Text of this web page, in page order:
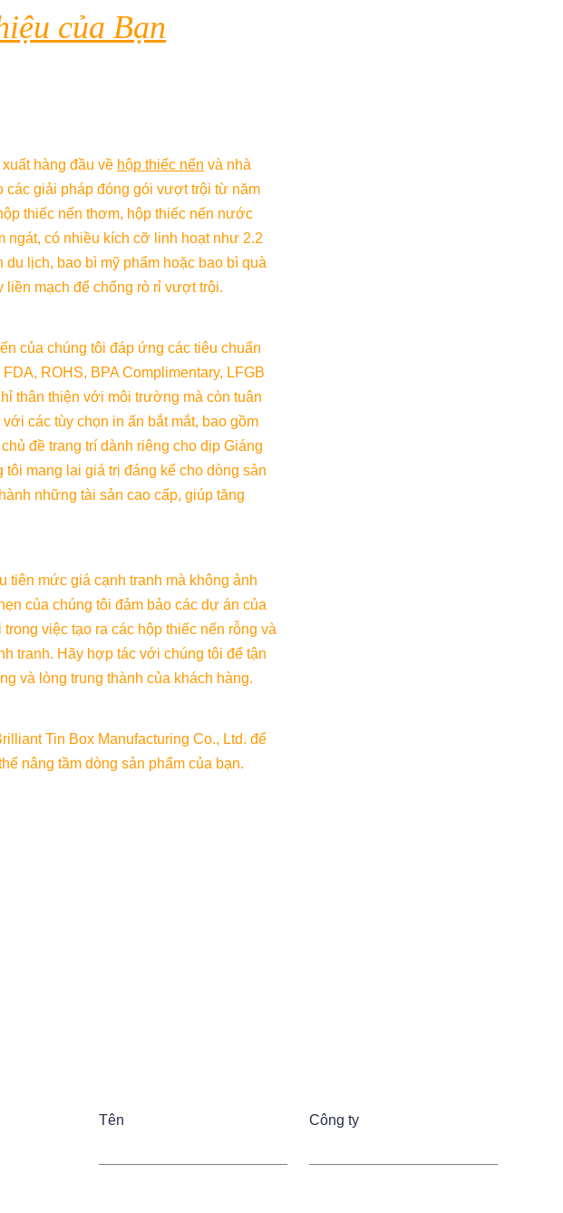
của Bạn
hàng đầu về hộp thiếc nến và nhà
các giải pháp đóng gói vượt trội từ năm
thiếc nến thơm, hộp thiếc nến nước
ngát, có nhiều kích cỡ linh hoạt như 2.2
lịch, bao bì mỹ phẩm hoặc bao bì quà
liền mạch để chống rò rỉ vượt trội.
của chúng tôi đáp ứng các tiêu chuẩn
ROHS, BPA Complimentary, LFGB
thân thiện với môi trường mà còn tuân
các tùy chọn in ấn bắt mắt, bao gồm
đề trang trí dành riêng cho dịp Giáng
mang lại giá trị đáng kể cho dòng sản
những tài sản cao cấp, giúp tăng
tiên mức giá cạnh tranh mà không ảnh
của chúng tôi đảm bảo các dự án của
việc tạo ra các hộp thiếc nến rỗng và
tranh. Hãy hợp tác với chúng tôi để tận
và lòng trung thành của khách hàng.
Tin Box Manufacturing Co., Ltd. để
nâng tầm dòng sản phẩm của bạn.
Tên Công ty